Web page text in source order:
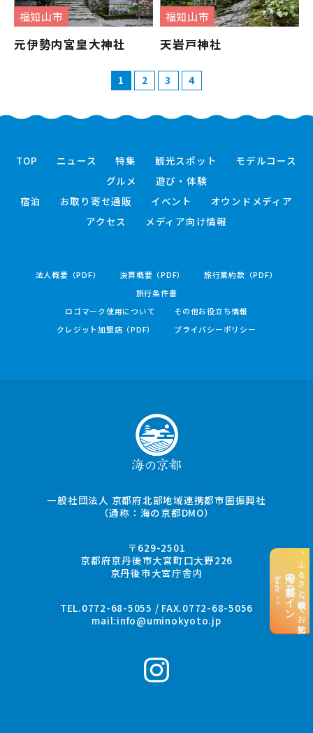
“ふるさと納税”でお支払い
海の京都コイン
here >>
福知山市
元伊勢内宮皇大神社
福知山市
天岩戸神社
1 2 3 4
TOP ニュース 特集 観光スポット
モデルコース
グルメ
遊び・体験
宿泊
お取り寄せ通販 イベント
オウンドメディア
アクセス
メディア向け情報
法人概要（PDF） 決算概要（PDF）
旅行業約款（PDF）
旅行条件書
ロゴマーク使用について
その他お役立ち情報
クレジット加盟店（PDF）
プライバシーポリシー
一般社団法人 京都府北部地域連携都市圏振興社
（通称：海の京都DMO）
〒629-2501
京都府京丹後市大宮町口大野226
京丹後市大宮庁舎内
TEL.0772-68-5055 / FAX.0772-68-5056
mail:info@uminokyoto.jp